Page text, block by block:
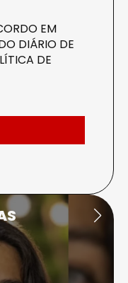
EM
DIÁRIO DE
DE